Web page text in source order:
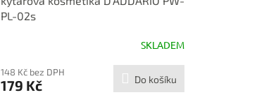
PL-02s
SKLADEM
148 Kč bez DPH
179 Kč Do košíku